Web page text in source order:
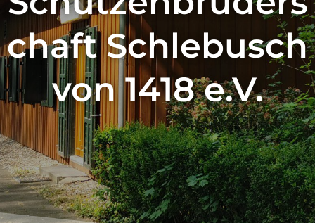
chaft Schlebusch
von 1418 e.V.